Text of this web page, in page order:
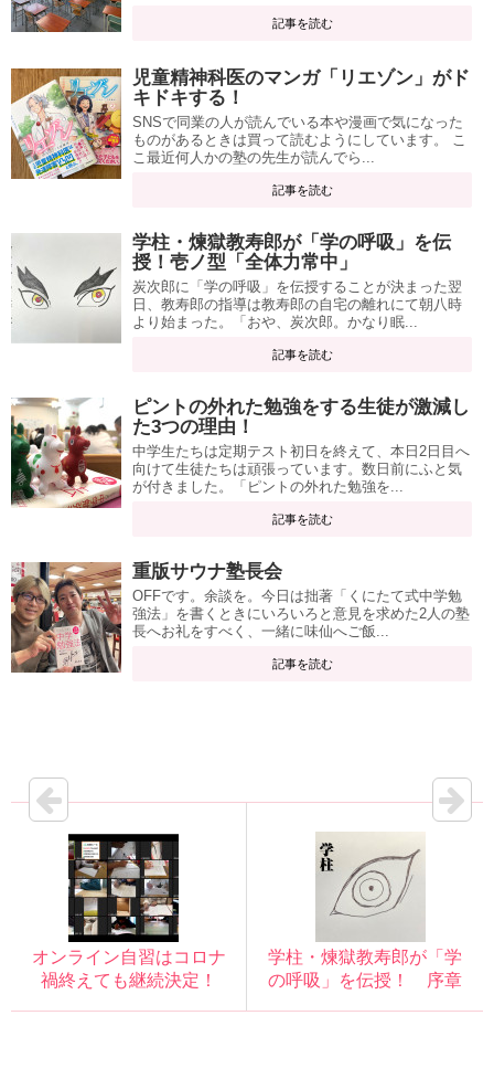
記事を読む
児童精神科医のマンガ「リエゾン」がド
キドキする！
SNSで同業の人が読んでいる本や漫画で気になった
ものがあるときは買って読むようにしています。 こ
こ最近何人かの塾の先生が読んでら...
記事を読む
学柱・煉獄教寿郎が「学の呼吸」を伝
授！壱ノ型「全体力常中」
炭次郎に「学の呼吸」を伝授することが決まった翌
日、教寿郎の指導は教寿郎の自宅の離れにて朝八時
より始まった。「おや、炭次郎。かなり眠...
記事を読む
ピントの外れた勉強をする生徒が激減し
た3つの理由！
中学生たちは定期テスト初日を終えて、本日2日目へ
向けて生徒たちは頑張っています。数日前にふと気
が付きました。「ピントの外れた勉強を...
記事を読む
重版サウナ塾長会
OFFです。余談を。今日は拙著「くにたて式中学勉
強法」を書くときにいろいろと意見を求めた2人の塾
長へお礼をすべく、一緒に味仙へご飯...
記事を読む
オンライン自習はコロナ
禍終えても継続決定！
学柱・煉獄教寿郎が「学
の呼吸」を伝授！ 序章